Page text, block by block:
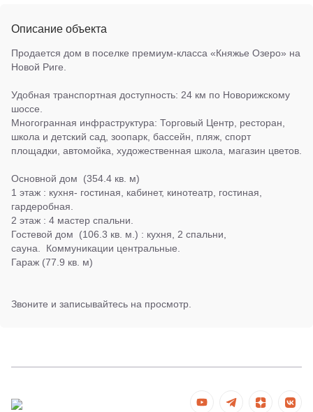
Описание объекта
Продается дом в поселке премиум-класса «Княжье Озеро» на
Новой Риге.
Удобная транспортная доступность: 24 км по Новорижскому
шоссе.
Многогранная инфраструктура: Торговый Центр, ресторан,
школа и детский сад, зоопарк, бассейн, пляж, спорт
площадки, автомойка, художественная школа, магазин цветов.
Основной дом (354.4 кв. м)
1 этаж : кухня- гостиная, кабинет, кинотеатр, гостиная,
гардеробная.
2 этаж : 4 мастер спальни.
Гостевой дом (106.3 кв. м.) : кухня, 2 спальни,
сауна. Коммуникации центральные.
Гараж (77.9 кв. м)
Звоните и записывайтесь на просмотр.